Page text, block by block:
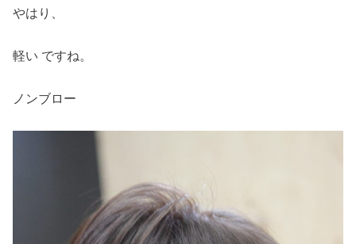
やはり、
軽い ですね。
ノンブロー